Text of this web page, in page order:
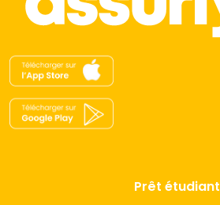
Prêt étudiant